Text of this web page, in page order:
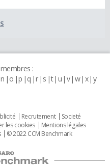
:
n o p q r s t u v w x y
Recrutement
Societé
les cookies
Mentions légales
© 2022 CCM Benchmark